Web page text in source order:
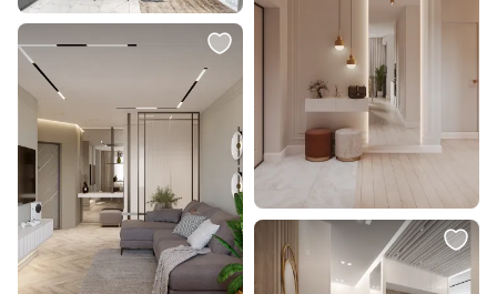
В корзину В корзину
1 234 ₽
Светильник встраиваемый Feron
DLT202 32442
1 690 ₽
Встраиваемый светильник
Citilux Альфа 7W CLD001KNW5